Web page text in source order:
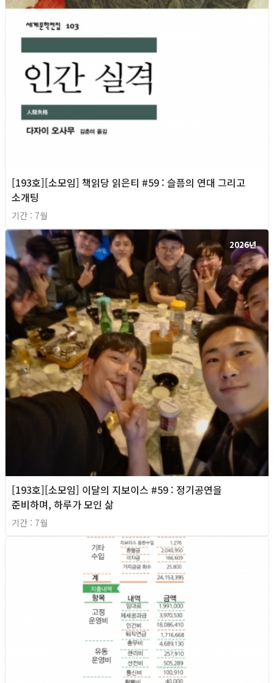
[193호][소모임] 책읽당 읽은티 #59 : 슬픔의 연대 그리고
소개팅
기간 : 7월
2026년
[193호][소모임] 이달의 지보이스 #59 : 정기공연을
준비하며, 하루가 모인 삶
기간 : 7월